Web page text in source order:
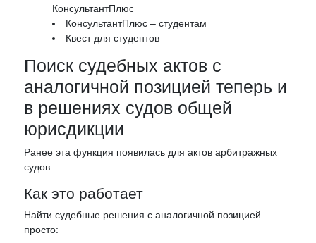
КонсультантПлюс
КонсультантПлюс – студентам
Квест для студентов
Поиск судебных актов с
аналогичной позицией теперь и
в решениях судов общей
юрисдикции
Ранее эта функция появилась для актов арбитражных
судов.
Как это работает
Найти судебные решения с аналогичной позицией
просто: